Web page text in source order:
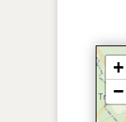
+
−